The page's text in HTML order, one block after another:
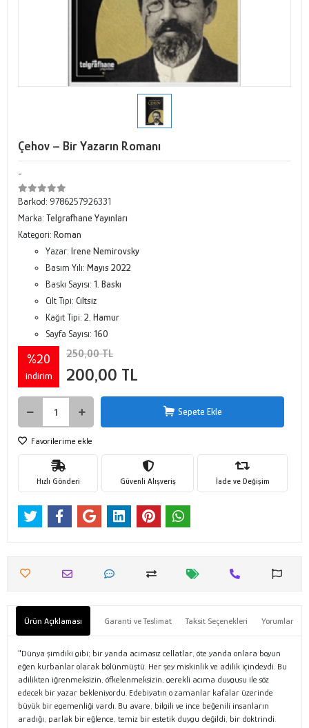
Çehov – Bir Yazarın Romanı
-
Barkod: 9786257926331
Marka: Telgrafhane Yayınları
Kategori: Roman
Yazar: Irene Nemirovsky
Basım Yılı: Mayıs 2022
Baskı Sayısı: 1. Baskı
Cilt Tipi: Ciltsiz
Kağıt Tipi: 2. Hamur
Sayfa Sayısı: 160
%20
indirim
250,00 TL
200,00 TL
Sepete Ekle
Favorilerime ekle
Hızlı Gönderi Güvenli Alışveriş İade ve Değişim
Ürün Açıklaması Garanti ve Teslimat Taksit Seçenekleri Yorumlar
"Dünya şimdiki gibi; bir yanda acımasız cellatlar, öte yanda onlara boyun
eğen kurbanlar olarak bölünmüştü. Her şey miskinlik ve adilik içindeydi. Bu
adilikten iğrenmeksizin, öfkelenmeksizin, gerekli acıma duygusu ile söz
edecek bir yazar bekleniyordu. Edebiyatın o zamanlar kafalar üzerinde
büyük bir egemenliği vardı. Bu avare, bilgili ve ince beğenili insanların
aradığı, parlak bir eğlence, temiz bir estetik duygu değildi, bir doktrindi.